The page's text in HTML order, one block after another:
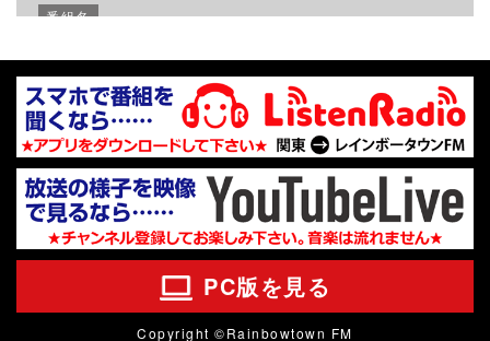
番組名
尾添美幸・丹野ゆかり・神宮
寺達也・兵頭こころ・藤田紘
子・斎藤誠
09:00~10:00
TOKYO MORE＋
PC版を見る
Copyright ©Rainbowtown FM